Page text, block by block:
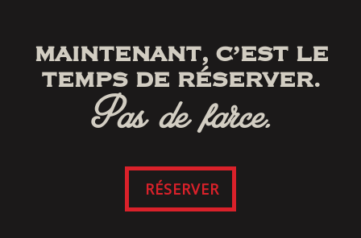
MAINTENANT, C’EST LE
TEMPS DE RÉSERVER.
Pas de farce.
RÉSERVER